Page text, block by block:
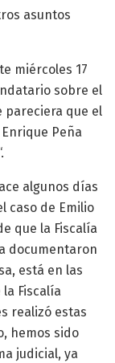
asuntos
miércoles 17
sobre el
pareciera que el
Peña
algunos días
caso de Emilio
que la Fiscalía
documentaron
está en las
Fiscalía
realizó estas
hemos sido
judicial, ya